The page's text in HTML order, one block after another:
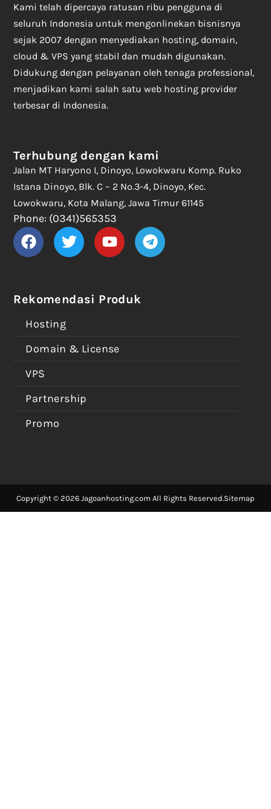
Kami telah dipercaya ratusan ribu pengguna di
seluruh Indonesia untuk mengonlinekan bisnisnya
sejak 2007 dengan menyediakan hosting, domain,
cloud & VPS yang stabil dan mudah digunakan.
Didukung dengan pelayanan oleh tenaga professional,
menjadikan kami salah satu web hosting provider
terbesar di Indonesia.
Rekomendasi Produk
Hosting
Domain & License
VPS
Partnership
Promo
Terhubung dengan kami
Jalan MT Haryono I, Dinoyo, Lowokwaru Komp. Ruko
Istana Dinoyo, Blk. C – 2 No.3-4, Dinoyo, Kec.
Lowokwaru, Kota Malang, Jawa Timur 61145
Phone: (0341)565353
Copyright © 2026 Jagoanhosting.com All Rights Reserved.Sitemap